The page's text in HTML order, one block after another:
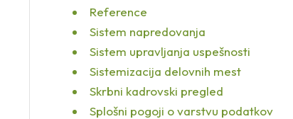
Reference
Sistem napredovanja
Sistem upravljanja uspešnosti
Sistemizacija delovnih mest
Skrbni kadrovski pregled
Splošni pogoji o varstvu podatkov